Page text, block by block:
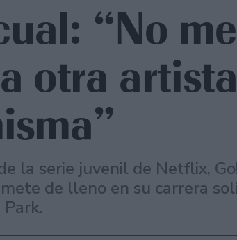
“No
otra
la serie juvenil de Netflix,
de lleno en su carrera